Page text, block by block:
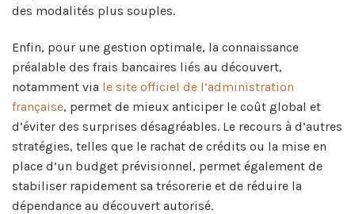
des modalités plus souples.
Enfin, pour une gestion optimale, la connaissance
préalable des frais bancaires liés au découvert,
notamment via le site officiel de l’administration
française, permet de mieux anticiper le coût global et
d’éviter des surprises désagréables. Le recours à d’autres
stratégies, telles que le rachat de crédits ou la mise en
place d’un budget prévisionnel, permet également de
stabiliser rapidement sa trésorerie et de réduire la
dépendance au découvert autorisé.